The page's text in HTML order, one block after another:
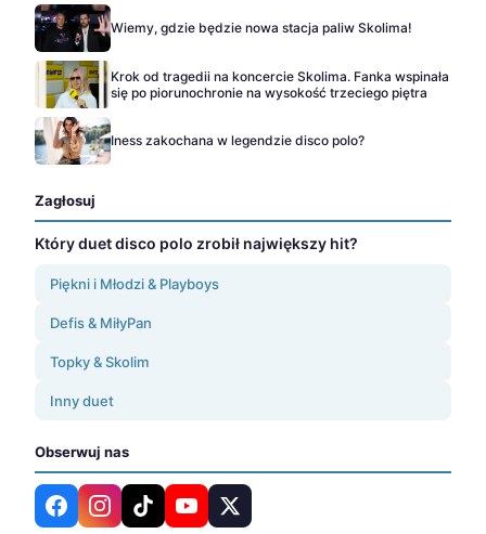
Wiemy, gdzie będzie nowa stacja paliw Skolima!
Krok od tragedii na koncercie Skolima. Fanka wspinała
się po piorunochronie na wysokość trzeciego piętra
Iness zakochana w legendzie disco polo?
Zagłosuj
Który duet disco polo zrobił największy hit?
Piękni i Młodzi & Playboys
Defis & MiłyPan
Topky & Skolim
Inny duet
Obserwuj nas